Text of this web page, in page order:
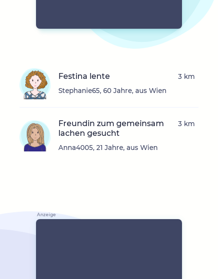
Festina lente
Stephanie65, 60 Jahre, aus Wien
3 km
Freundin zum gemeinsam
lachen gesucht
Anna4005, 21 Jahre, aus Wien
3 km